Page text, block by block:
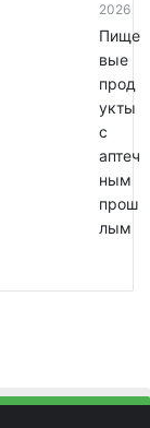
2026
Пище
вые
прод
укты
с
аптеч
ным
прош
лым